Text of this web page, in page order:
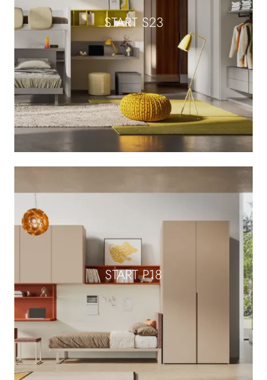
START S23
START P18